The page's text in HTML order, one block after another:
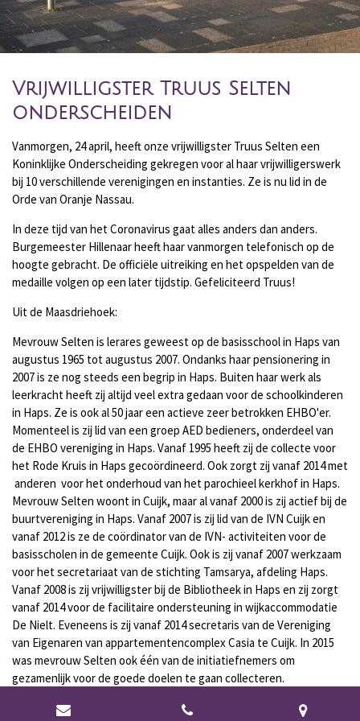
Vrijwilligster Truus Selten
onderscheiden
Vanmorgen, 24 april, heeft onze vrijwilligster Truus Selten een
Koninklijke Onderscheiding gekregen voor al haar vrijwilligerswerk
bij 10 verschillende verenigingen en instanties. Ze is nu lid in de
Orde van Oranje Nassau.
In deze tijd van het Coronavirus gaat alles anders dan anders.
Burgemeester Hillenaar heeft haar vanmorgen telefonisch op de
hoogte gebracht. De officiële uitreiking en het opspelden van de
medaille volgen op een later tijdstip. Gefeliciteerd Truus!
Uit de Maasdriehoek:
Mevrouw Selten is lerares geweest op de basisschool in Haps van
augustus 1965 tot augustus 2007. Ondanks haar pensionering in
2007 is ze nog steeds een begrip in Haps. Buiten haar werk als
leerkracht heeft zij altijd veel extra gedaan voor de schoolkinderen
in Haps. Ze is ook al 50 jaar een actieve zeer betrokken EHBO'er.
Momenteel is zij lid van een groep AED bedieners, onderdeel van
de EHBO vereniging in Haps. Vanaf 1995 heeft zij de collecte voor
het Rode Kruis in Haps gecoördineerd. Ook zorgt zij vanaf 2014 met
anderen voor het onderhoud van het parochieel kerkhof in Haps.
Mevrouw Selten woont in Cuijk, maar al vanaf 2000 is zij actief bij de
buurtvereniging in Haps. Vanaf 2007 is zij lid van de IVN Cuijk en
vanaf 2012 is ze de coördinator van de IVN- activiteiten voor de
basisscholen in de gemeente Cuijk. Ook is zij vanaf 2007 werkzaam
voor het secretariaat van de stichting Tamsarya, afdeling Haps.
Vanaf 2008 is zij vrijwilligster bij de Bibliotheek in Haps en zij zorgt
vanaf 2014 voor de facilitaire ondersteuning in wijkaccommodatie
De Nielt. Eveneens is zij vanaf 2014 secretaris van de Vereniging
van Eigenaren van appartementencomplex Casia te Cuijk. In 2015
was mevrouw Selten ook één van de initiatiefnemers om
gezamenlijk voor de goede doelen te gaan collecteren.